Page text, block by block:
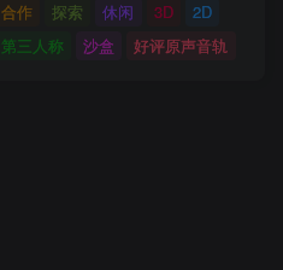
合作 探索 休闲 3D
2D
第三人称 沙盒 好评原声音轨